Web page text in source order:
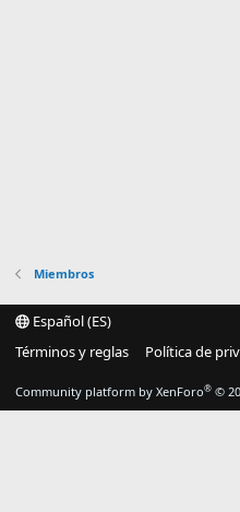
Miembros
Español (ES)
Términos y reglas
Política de
Community platform by XenForo® ©